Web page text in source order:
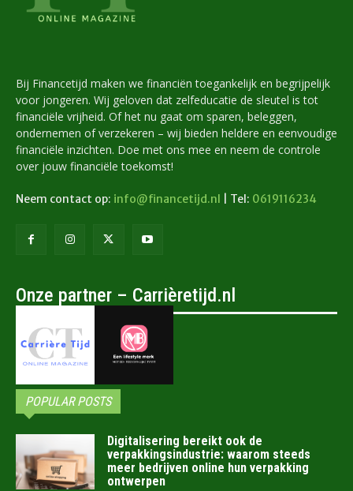
Bij Financetijd maken we financiën toegankelijk en begrijpelijk
voor jongeren. Wij geloven dat zelfeducatie de sleutel is tot
financiële vrijheid. Of het nu gaat om sparen, beleggen,
ondernemen of verzekeren – wij bieden heldere en eenvoudige
financiële inzichten. Doe met ons mee en neem de controle
over jouw financiële toekomst!
Neem contact op: info@financetijd.nl | Tel: 0619116234
Onze partner – Carrièretijd.nl
POPULAR POSTS
Digitalisering bereikt ook de
verpakkingsindustrie: waarom steeds
meer bedrijven online hun verpakking
ontwerpen